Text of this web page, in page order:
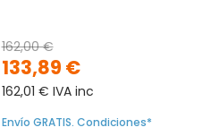
133,89 €
162,00 €
162,01 € IVA inc
Envío GRATIS. Condiciones*